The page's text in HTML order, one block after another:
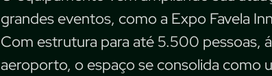
grandes eventos, como a Expo Favela
Com estrutura para até 5.500 pessoas,
aeroporto, o espaço se consolida como